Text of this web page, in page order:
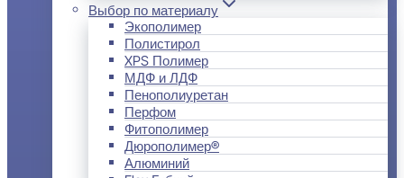
Выбор по материалу
Экополимер
Полистирол
XPS Полимер
МДФ и ЛДФ
Пенополиуретан
Перфом
Фитополимер
Дюрополимер®
Алюминий